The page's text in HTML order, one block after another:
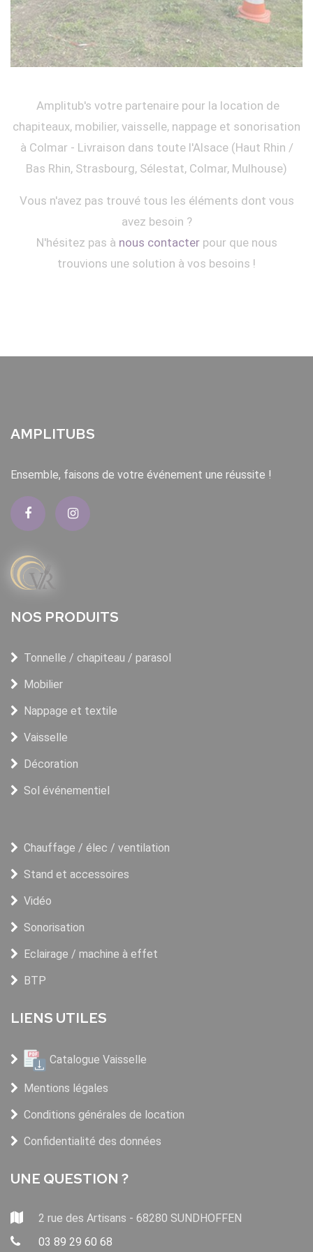
Amplitub's votre partenaire pour la location de
chapiteaux, mobilier, vaisselle, nappage et sonorisation
à Colmar - Livraison dans toute l'Alsace (Haut Rhin /
Bas Rhin, Strasbourg, Sélestat, Colmar, Mulhouse)
Vous n'avez pas trouvé tous les éléments dont vous
avez besoin ?
N'hésitez pas à nous contacterpour que nous
trouvions une solution à vos besoins !
AMPLITUBS
Ensemble, faisons de votre événement une réussite !
NOS PRODUITS
Tonnelle / chapiteau / parasol
Mobilier
Nappage et textile
Vaisselle
Décoration
Sol événementiel
Chauffage / élec / ventilation
Stand et accessoires
Vidéo
Sonorisation
Eclairage / machine à effet
BTP
LIENS UTILES
Catalogue Vaisselle
Mentions légales
Conditions générales de location
Confidentialité des données
UNE QUESTION ?
2 rue des Artisans - 68280 SUNDHOFFEN
03 89 29 60 68